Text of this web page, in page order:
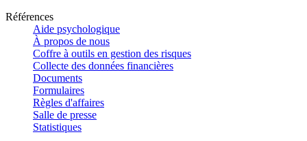
Références
Aide psychologique
À propos de nous
Coffre à outils en gestion des risques
Collecte des données financières
Documents
Formulaires
Règles d'affaires
Salle de presse
Statistiques